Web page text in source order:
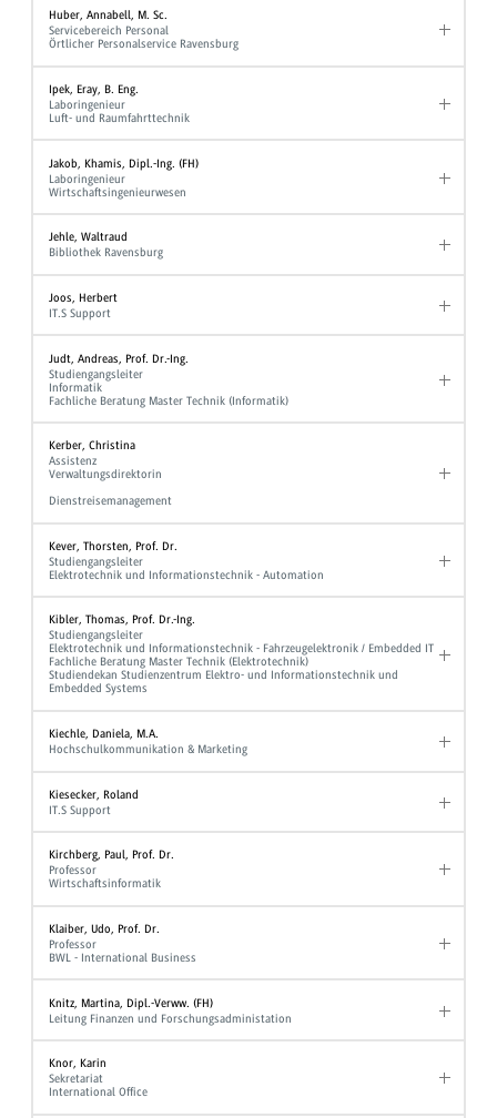
Huber, Annabell, M. Sc.
Servicebereich Personal
Örtlicher Personalservice Ravensburg
Ipek, Eray, B. Eng.
Laboringenieur
Luft- und Raumfahrttechnik
Jakob, Khamis, Dipl.-Ing. (FH)
Laboringenieur
Wirtschaftsingenieurwesen
Jehle, Waltraud
Bibliothek Ravensburg
Joos, Herbert
IT.S Support
Judt, Andreas, Prof. Dr.-Ing.
Studiengangsleiter
Informatik
Fachliche Beratung Master Technik (Informatik)
Kerber, Christina
Assistenz
Verwaltungsdirektorin
Dienstreisemanagement
Kever, Thorsten, Prof. Dr.
Studiengangsleiter
Elektrotechnik und Informationstechnik - Automation
Kibler, Thomas, Prof. Dr.-Ing.
Studiengangsleiter
Elektrotechnik und Informationstechnik - Fahrzeugelektronik / Embedded IT
Fachliche Beratung Master Technik (Elektrotechnik)
Studiendekan Studienzentrum Elektro- und Informationstechnik und
Embedded Systems
Kiechle, Daniela, M.A.
Hochschulkommunikation & Marketing
Kiesecker, Roland
IT.S Support
Kirchberg, Paul, Prof. Dr.
Professor
Wirtschaftsinformatik
Klaiber, Udo, Prof. Dr.
Professor
BWL - International Business
Knitz, Martina, Dipl.-Verww. (FH)
Leitung Finanzen und Forschungsadministation
Knor, Karin
Sekretariat
International Office